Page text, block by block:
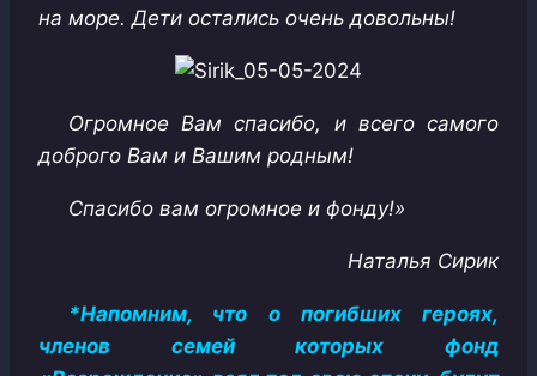
на море. Дети остались очень довольны!
Огромное Вам спасибо, и всего самого
доброго Вам и Вашим родным!
Спасибо вам огромное и фонду!»
Наталья Сирик
*Напомним, что о погибших героях,
членов семей которых фонд